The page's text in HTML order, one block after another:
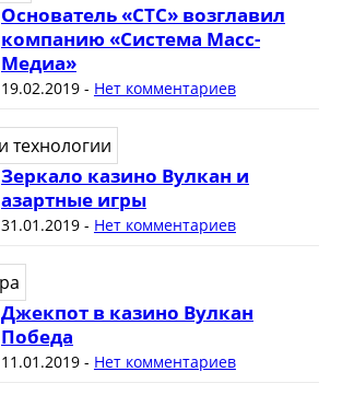
Основатель «СТС» возглавил
компанию «Система Масс-
Медиа»
19.02.2019- Нет комментариев
Зеркало казино Вулкан и
азартные игры
31.01.2019- Нет комментариев
Джекпот в казино Вулкан
Победа
11.01.2019- Нет комментариев